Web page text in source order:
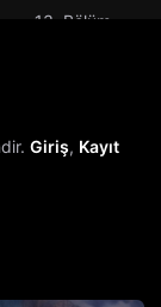
13. Bölüm
18. Bölüm
Giriş, Kayıt